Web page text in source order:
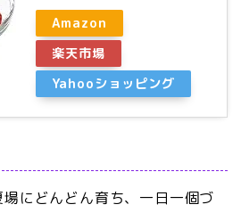
Amazon
楽天市場
Yahooショッピング
にどんどん育ち、一日一個づ